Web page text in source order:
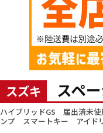
スズキ スペ
ハイブリッドGS 届出済未
ンプ スマートキー アイド